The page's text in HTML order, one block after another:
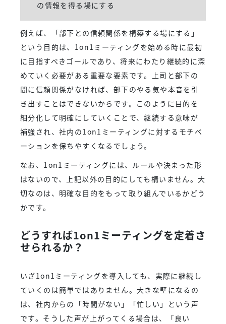
の情報を得る場にする
例えば、「部下との信頼関係を構築する場にする」
という目的は、1on1ミーティングを始める時に最初
に目指すべきゴールであり、将来にわたり継続的に深
めていく必要がある重要な要素です。上司と部下の
間に信頼関係がなければ、部下のやる気や本音を引
き出すことはできないからです。このように目的を
細分化して明確にしていくことで、継続する意味が
補強され、社内の1on1ミーティングに対するモチベ
ーションを保ちやすくなるでしょう。
なお、1on1ミーティングには、ルールや決まった形
はないので、上記以外の目的にしても構いません。大
切なのは、明確な目的をもって取り組んでいるかどう
かです。
どうすれば1on1ミーティングを定着さ
せられるか？
いざ1on1ミーティングを導入しても、実際に継続し
ていくのは簡単ではありません。大きな壁になるの
は、社内からの「時間がない」「忙しい」という声
です。そうした声が上がってくる場合は、「良い